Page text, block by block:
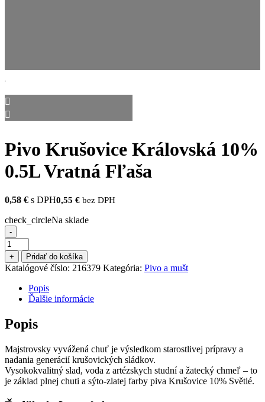
Pivo Krušovice Královská 10%
0.5L Vratná Fľaša
0,58 € s DPH0,55 € bez DPH
check_circleNa sklade
-
množstvo
Pivo
Krušovice
Královská
10%
0.5L
Vratná
Fľaša
+ Pridať do košíka
Katalógové číslo: 216379 Kategória: Pivo a mušt
Popis
Ďalšie informácie
Popis
Majstrovsky vyvážená chuť je výsledkom starostlivej prípravy a
nadania generácií krušovických sládkov.
Vysokokvalitný slad, voda z artézskych studní a žatecký chmeľ – to
je základ plnej chuti a sýto-zlatej farby piva Krušovice 10% Světlé.